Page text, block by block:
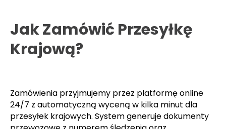
wymagających realizacji w trybie priorytetowym
niezależnie od kalendarza.
Krajową?